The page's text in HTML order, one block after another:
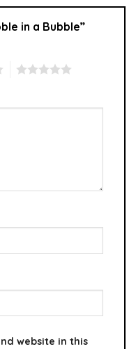
in a Bubble”
website in this